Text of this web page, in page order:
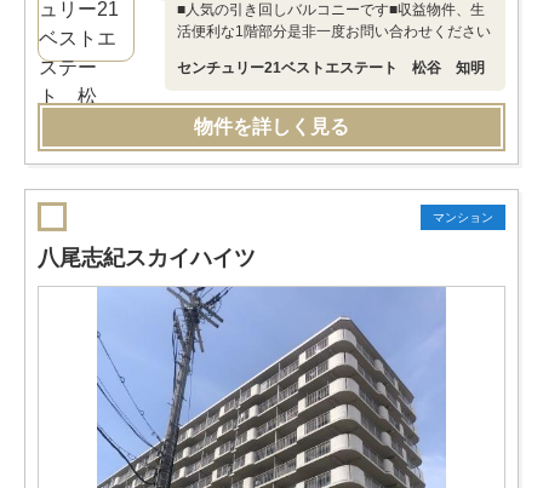
■人気の引き回しバルコニーです■収益物件、生
活便利な1階部分是非一度お問い合わせください
センチュリー21ベストエステート 松谷 知明
物件を詳しく見る
マンション
八尾志紀スカイハイツ